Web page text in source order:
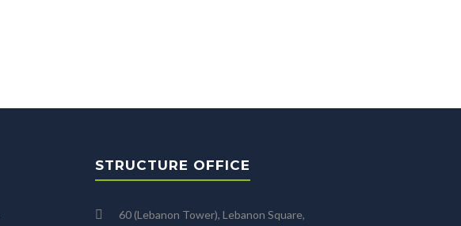
STRUCTURE OFFICE
60 (Lebanon Tower), Lebanon Square,